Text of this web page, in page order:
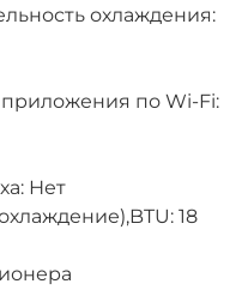
охлаждения:
по Wi-Fi:
Нет
18